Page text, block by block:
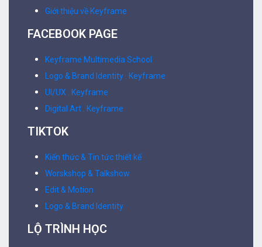
Giới thiệu về Keyframe
FACEBOOK PAGE
Keyframe Multimedia School
Logo & Brand Identity . Keyframe
UI/UX . Keyframe
Digital Art . Keyframe
TIKTOK
Kiến thức & Tin tức thiết kế
Worskshop & Talkshow
Edit & Motion
Logo & Brand Identity
LỘ TRÌNH HỌC